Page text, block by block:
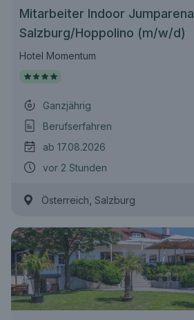
Mitarbeiter Indoor Jumparena
Salzburg/Hoppolino (m/w/d)
Hotel Momentum
Ganzjährig
Berufserfahren
ab 17.08.2026
vor 2 Stunden
Österreich, Salzburg